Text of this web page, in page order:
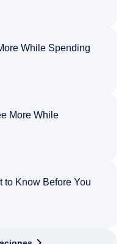
While Spending
More While
to Know Before You